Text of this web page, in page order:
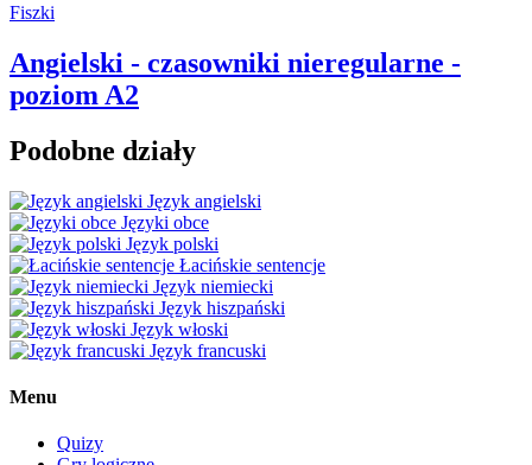
Fiszki
Angielski - czasowniki nieregularne -
poziom A2
Podobne działy
Język angielski
Języki obce
Język polski
Łacińskie sentencje
Język niemiecki
Język hiszpański
Język włoski
Język francuski
Menu
Quizy